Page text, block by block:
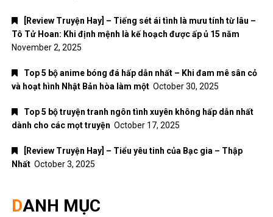
[Review Truyện Hay] – Tiếng sét ái tình là mưu tính từ lâu –
Tô Tử Hoan: Khi định mệnh là kế hoạch được ấp ủ 15 năm
November 2, 2025
Top 5 bộ anime bóng đá hấp dẫn nhất – Khi đam mê sân cỏ
và hoạt hình Nhật Bản hòa làm một October 30, 2025
Top 5 bộ truyện tranh ngôn tình xuyên không hấp dẫn nhất
dành cho các mọt truyện October 17, 2025
[Review Truyện Hay] – Tiểu yêu tinh của Bạc gia – Thập
Nhất October 3, 2025
DANH MỤC